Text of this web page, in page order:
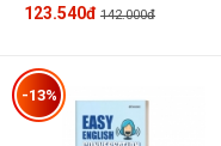
123.540đ 142.000đ
-13%